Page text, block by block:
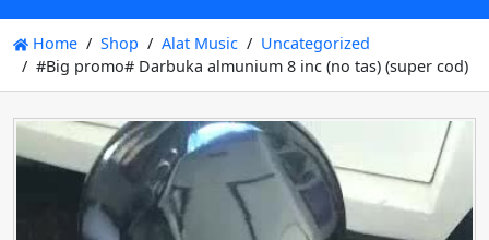
Home Shop Alat Music
Uncategorized
#Big promo# Darbuka almunium 8 inc (no tas) (super cod)